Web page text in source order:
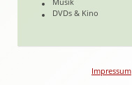
DVDs & Kino
Impressum